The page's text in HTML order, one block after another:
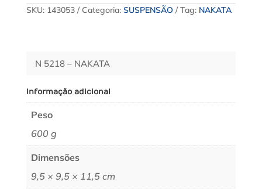
SKU: 143053 Categoria: SUSPENSÃO Tag: NAKATA
N 5218 – NAKATA
Informação adicional
Peso
600 g
Dimensões
9,5 × 9,5 × 11,5 cm